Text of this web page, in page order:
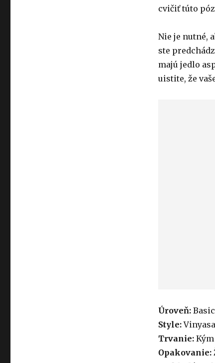
cvičiť túto
Nie je nutné,
ste
majú jedlo
uistite, že
Úroveň:Basic
Style:Vinyasa
Trvanie:Kým
Opakovanie: